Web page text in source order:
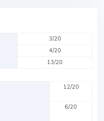
3/20
4/20
13/20
12/20
6/20